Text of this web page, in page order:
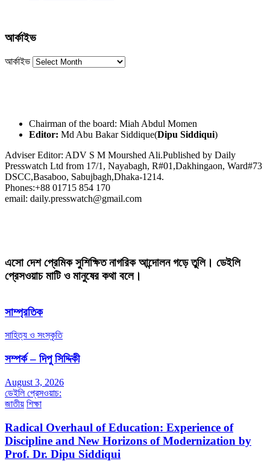
আর্কাইভ
আর্কাইভ
Chairman of the board: Miah Abdul Momen
Editor: Md Abu Bakar Siddique(Dipu Siddiqui)
Adviser Editor: ADV S M Mourshed Ali.Published by Daily
Presswatch Ltd from 17/1, Nayabagh, R#01,Dakhingaon, Ward#73
DSCC,Basaboo, Sabujbagh,Dhaka-1214.
Phones:+88 01715 854 170
email: daily.presswatch@gmail.com
এসো দেশ প্রেমিক সুশিক্ষিত নাগরিক আন্দোলন গড়ে তুলি। ডেইলি
প্রেসওয়াচ মাটি ও মানুষের কথা বলে।
সাম্প্রতিক
সাহিত্য ও সংস্কৃতি
সম্পর্ক – দিপু সিদ্দিকী
August 3, 2026
ডেইলি প্রেসওয়াচ:
জাতীয় শিক্ষা
Radical Overhaul of Education: Experience of
Discipline and New Horizons of Modernization by
Prof. Dr. Dipu Siddiqui